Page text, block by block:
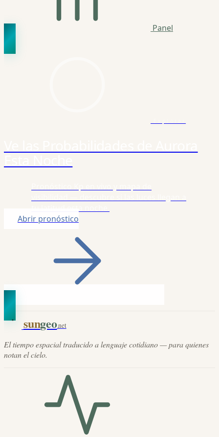
Panel
Abrir pronóstico
sungeo.net
El tiempo espacial traducido a lenguaje cotidiano — para quienes
notan el cielo.